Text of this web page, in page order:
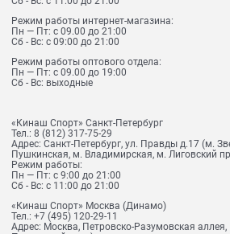
Режим работы интернет-магазина:
Пн — Пт: с 09.00 до 21:00
Сб - Вс: с 09:00 до 21:00
Режим работы оптового отдела:
Пн — Пт: с 09.00 до 19:00
Сб - Вс: выходные
«Кинаш Спорт» Санкт-Петербург
Тел.: 8 (812) 317-75-29
Адрес: Санкт-Петербург, ул. Правды д.17 (м.
Пушкинская, м. Владимирская, м. Лиговский
Режим работы:
Пн — Пт: с 9:00 до 21:00
Сб - Вс: с 11:00 до 21:00
«Кинаш Спорт» Москва (Динамо)
Тел.: +7 (495) 120-29-11
Адрес: Москва, Петровско-Разумовская